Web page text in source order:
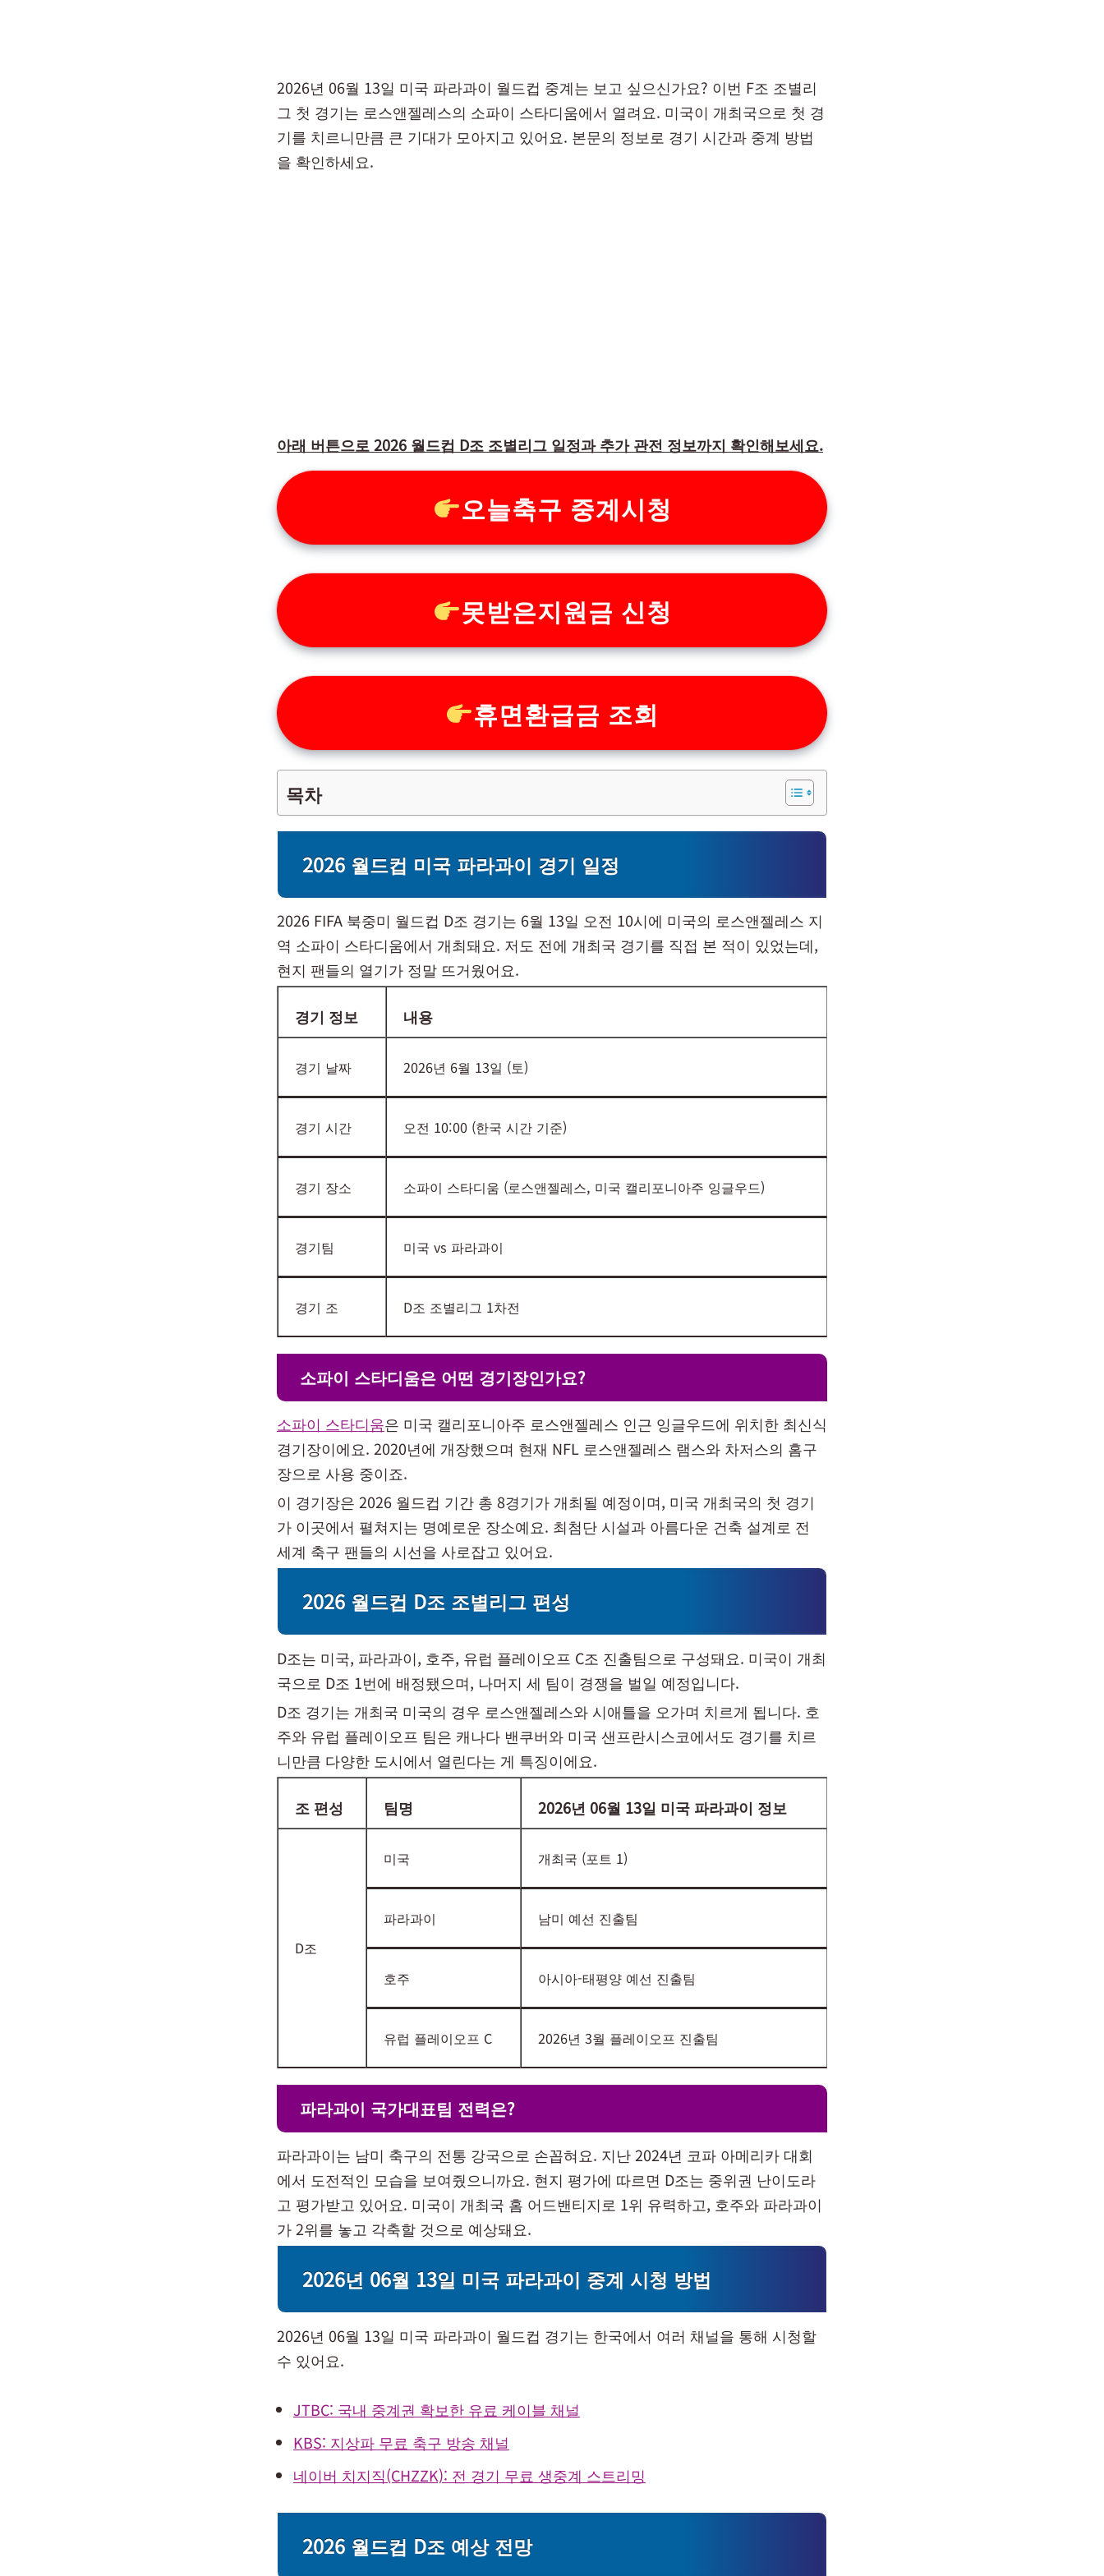
2026년 06월 13일 미국 파라과이 월드컵 중계는 보고 싶으신가요? 이번 F조 조별리
그 첫 경기는 로스앤젤레스의 소파이 스타디움에서 열려요. 미국이 개최국으로 첫 경
기를 치르니만큼 큰 기대가 모아지고 있어요. 본문의 정보로 경기 시간과 중계 방법
을 확인하세요.
아래 버튼으로 2026 월드컵 D조 조별리그 일정과 추가 관전 정보까지 확인해보세요.
오늘축구 중계시청
못받은지원금 신청
휴면환급금 조회
목차
2026 월드컵 미국 파라과이 경기 일정
2026 FIFA 북중미 월드컵 D조 경기는 6월 13일 오전 10시에 미국의 로스앤젤레스 지
역 소파이 스타디움에서 개최돼요. 저도 전에 개최국 경기를 직접 본 적이 있었는데,
현지 팬들의 열기가 정말 뜨거웠어요.
경기 정보 내용
경기 날짜 2026년 6월 13일 (토)
경기 시간 오전 10:00 (한국 시간 기준)
경기 장소 소파이 스타디움 (로스앤젤레스, 미국 캘리포니아주 잉글우드)
경기팀 미국 vs 파라과이
경기 조 D조 조별리그 1차전
소파이 스타디움은 어떤 경기장인가요?
소파이 스타디움은 미국 캘리포니아주 로스앤젤레스 인근 잉글우드에 위치한 최신식
경기장이에요. 2020년에 개장했으며 현재 NFL 로스앤젤레스 램스와 차저스의 홈구
장으로 사용 중이죠.
이 경기장은 2026 월드컵 기간 총 8경기가 개최될 예정이며, 미국 개최국의 첫 경기
가 이곳에서 펼쳐지는 명예로운 장소예요. 최첨단 시설과 아름다운 건축 설계로 전
세계 축구 팬들의 시선을 사로잡고 있어요.
2026 월드컵 D조 조별리그 편성
D조는 미국, 파라과이, 호주, 유럽 플레이오프 C조 진출팀으로 구성돼요. 미국이 개최
국으로 D조 1번에 배정됐으며, 나머지 세 팀이 경쟁을 벌일 예정입니다.
D조 경기는 개최국 미국의 경우 로스앤젤레스와 시애틀을 오가며 치르게 됩니다. 호
주와 유럽 플레이오프 팀은 캐나다 밴쿠버와 미국 샌프란시스코에서도 경기를 치르
니만큼 다양한 도시에서 열린다는 게 특징이에요.
조 편성 팀명 2026년 06월 13일 미국 파라과이 정보
D조
미국 개최국 (포트 1)
파라과이 남미 예선 진출팀
호주 아시아-태평양 예선 진출팀
유럽 플레이오프 C 2026년 3월 플레이오프 진출팀
파라과이 국가대표팀 전력은?
파라과이는 남미 축구의 전통 강국으로 손꼽혀요. 지난 2024년 코파 아메리카 대회
에서 도전적인 모습을 보여줬으니까요. 현지 평가에 따르면 D조는 중위권 난이도라
고 평가받고 있어요. 미국이 개최국 홈 어드밴티지로 1위 유력하고, 호주와 파라과이
가 2위를 놓고 각축할 것으로 예상돼요.
2026년 06월 13일 미국 파라과이 중계 시청 방법
2026년 06월 13일 미국 파라과이 월드컵 경기는 한국에서 여러 채널을 통해 시청할
수 있어요.
JTBC: 국내 중계권 확보한 유료 케이블 채널
KBS: 지상파 무료 축구 방송 채널
네이버 치지직(CHZZK): 전 경기 무료 생중계 스트리밍
2026 월드컵 D조 예상 전망